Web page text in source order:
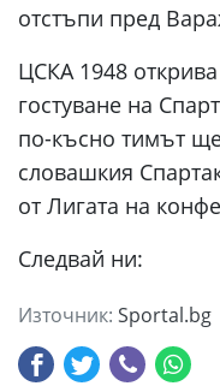
отстъпи пред
ЦСКА 1948
гостуване на
по-късно тимът
словашкия
от Лигата на
Следвай ни:
Източник: Sportal.bg